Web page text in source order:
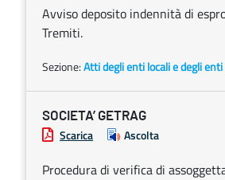
Avviso deposito indennità di
Tremiti.
Sezione:Atti degli enti locali e degli
SOCIETA’ GETRAG
Scarica Ascolta
Procedura di verifica di